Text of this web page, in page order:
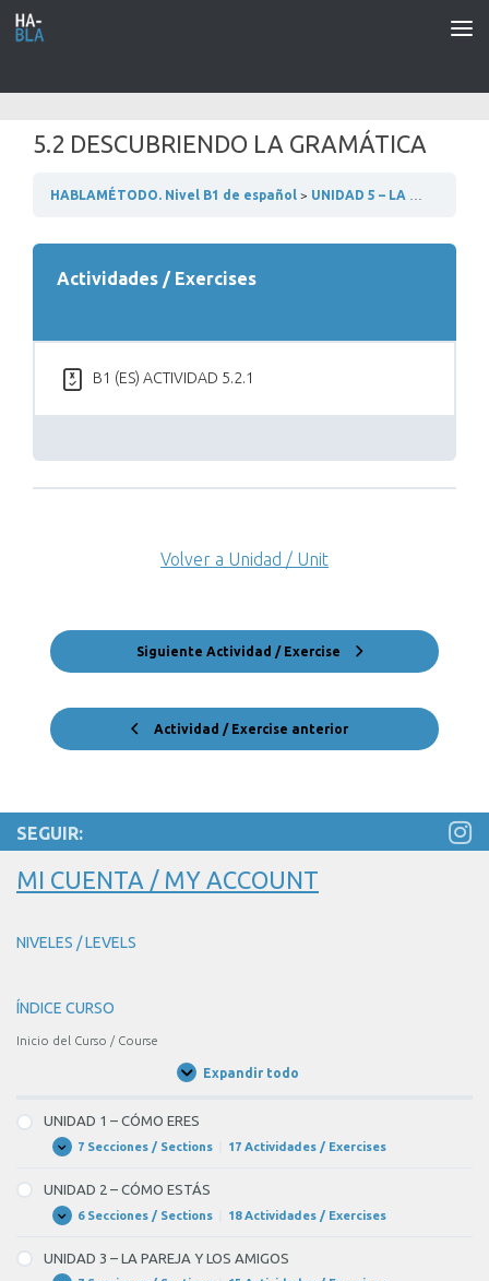
Saltar al contenido
5.2 DESCUBRIENDO LA GRAMÁTICA
HABLAMÉTODO. Nivel B1 de español UNIDAD 5 – LA EDUCACIÓN
Actividades / Exercises
B1 (ES) ACTIVIDAD 5.2.1
Actividad / Exercise anterior
Volver a Unidad / Unit
Siguiente Actividad / Exercise
SEGUIR:
MI CUENTA / MY ACCOUNT
NIVELES / LEVELS
ÍNDICE CURSO
Inicio del Curso / Course
Expandir todo
Unidades
UNIDAD 1 – CÓMO ERES
Expandir
UNIDAD
–
CÓMO
ERES
7 Secciones / Sections 17 Actividades / Exercises
UNIDAD 2 – CÓMO ESTÁS
Expandir
UNIDAD
–
CÓMO
6 Secciones / Sections 18 Actividades / Exercises
UNIDAD 3 – LA PAREJA Y LOS AMIGOS